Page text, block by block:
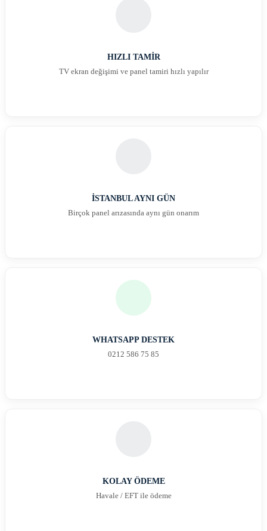
HIZLI TAMİR
TV ekran değişimi ve panel tamiri hızlı yapılır
İSTANBUL AYNI GÜN
Birçok panel arızasında aynı gün onarım
WHATSAPP DESTEK
0212 586 75 85
KOLAY ÖDEME
Havale / EFT ile ödeme